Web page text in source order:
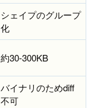
シェイプのグループ
化
約30-300KB
バイナリのためdiff
不可